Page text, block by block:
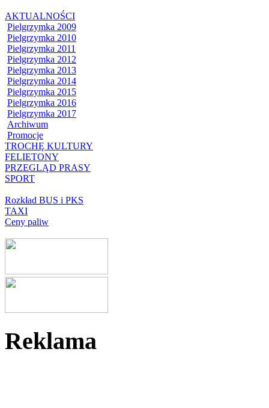
AKTUALNOŚCI
Pielgrzymka 2009
Pielgrzymka 2010
Pielgrzymka 2011
Pielgrzymka 2012
Pielgrzymka 2013
Pielgrzymka 2014
Pielgrzymka 2015
Pielgrzymka 2016
Pielgrzymka 2017
Archiwum
Promocje
TROCHĘ KULTURY
FELIETONY
PRZEGLĄD PRASY
SPORT
Rozkład BUS i PKS
TAXI
Ceny paliw
Reklama